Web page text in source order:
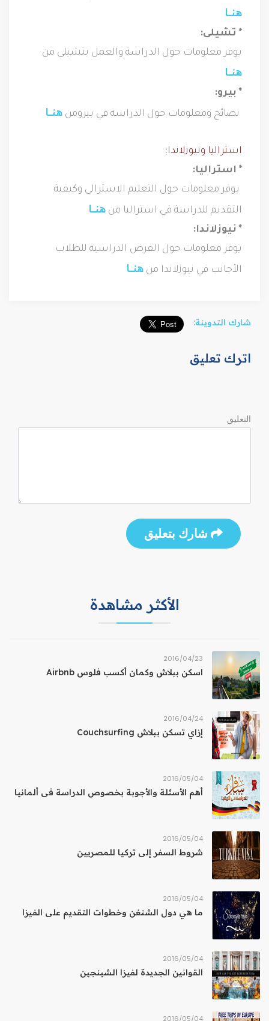
هنــــا
* تشيلى:
يوفر معلومات حول الدراسة والعمل بتشيلى من
هنــــا
* بيرو:
نصائح ومعلومات حول الدراسة في بيرومن هنــــا
استراليا ونيوزلاندا:
* استراليا:
يوفر معلومات حول التعليم الاسترالي وكيفية
التقديم للدراسة في استراليا من هنــــا
* نيوزلاندا:
يوفر معلومات حول الفرص الدراسية للطلاب
الأجانب في نيوزلاندا من هنــــا
شارك التدوينة:
اترك تعليق
التعليق
شارك بتعليق
الأكثر مشاهدة
23‏/04‏/2016
اسكن ببلاش وكمان أكسب فلوس Airbnb
24‏/04‏/2016
إزاي تسكن ببلاش Couchsurfing
04‏/05‏/2016
أهم الأسئلة والأجوبة بخصوص الدراسة فى ألمانيا
04‏/05‏/2016
شروط السفر إلى تركيا للمصريين
04‏/05‏/2016
ما هي دول الشنغن وخطوات التقديم على الفيزا
04‏/05‏/2016
القوانين الجديدة لفيزا الشينجين
04‏/05‏/2016